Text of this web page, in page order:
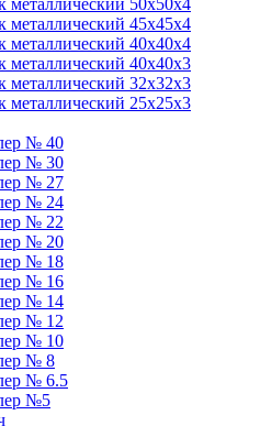
металлический 50х50х4
металлический 45х45х4
металлический 40х40х4
металлический 40х40х3
металлический 32х32х3
металлический 25х25х3
№ 40
№ 30
№ 27
№ 24
№ 22
№ 20
№ 18
№ 16
№ 14
№ 12
№ 10
№ 8
№ 6.5
№5